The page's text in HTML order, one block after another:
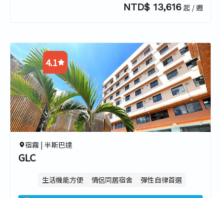
NTD$ 13,616 起 / 週
4.1
4.7
4.1
3.5
4.3
宿霧 | 半斯巴達
GLC
生活機能方便 情侶同居宿舍 彈性自律首選